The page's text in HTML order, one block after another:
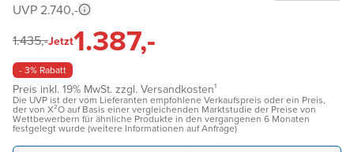
UVP 2.740,-
1.435,-Jetzt1.387,-
- 3% Rabatt
Preis inkl. 19% MwSt. zzgl. Versandkosten¹
Die UVP ist der vom Lieferanten empfohlene Verkaufspreis oder ein Preis,
der von X²O auf Basis einer vergleichenden Marktstudie der Preise von
Wettbewerbern für ähnliche Produkte in den vergangenen 6 Monaten
festgelegt wurde (weitere Informationen auf Anfrage)